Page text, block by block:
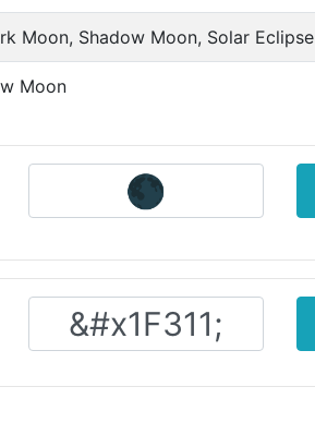
Moon, Shadow Moon, Solar Eclipse
Moon